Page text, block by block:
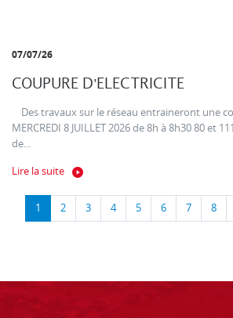
07/07/26
COUPURE D'ELECTRICITE
Des travaux sur le réseau entraineront une
MERCREDI 8 JUILLET 2026 de 8h à 8h30 80 et
de...
Lire la suite
1 2 3 4 5 6 7 8